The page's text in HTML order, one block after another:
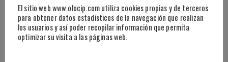
El sitio web www.olocip.com utiliza cookies propias y de terceros
para obtener datos estadísticos de la navegación que realizan
los usuarios y así poder recopilar información que permita
optimizar su visita a las páginas web.